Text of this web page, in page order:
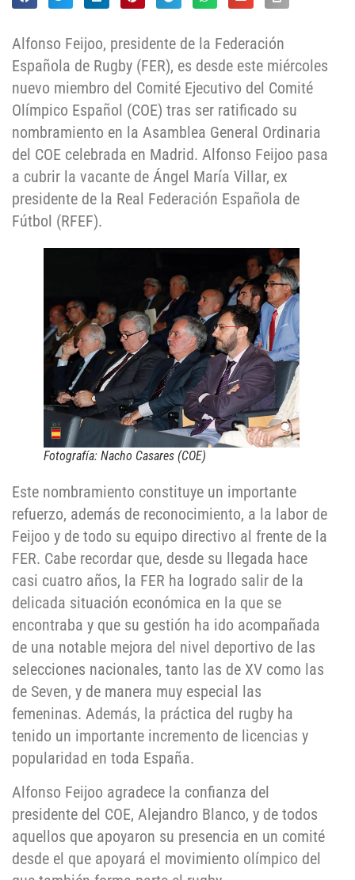
Alfonso Feijoo, presidente de la Federación
Española de Rugby (FER), es desde este miércoles
nuevo miembro del Comité Ejecutivo del Comité
Olímpico Español (COE) tras ser ratificado su
nombramiento en la Asamblea General Ordinaria
del COE celebrada en Madrid. Alfonso Feijoo pasa
a cubrir la vacante de Ángel María Villar, ex
presidente de la Real Federación Española de
Fútbol (RFEF).
Fotografía: Nacho Casares (COE)
Este nombramiento constituye un importante
refuerzo, además de reconocimiento, a la labor de
Feijoo y de todo su equipo directivo al frente de la
FER. Cabe recordar que, desde su llegada hace
casi cuatro años, la FER ha logrado salir de la
delicada situación económica en la que se
encontraba y que su gestión ha ido acompañada
de una notable mejora del nivel deportivo de las
selecciones nacionales, tanto las de XV como las
de Seven, y de manera muy especial las
femeninas. Además, la práctica del rugby ha
tenido un importante incremento de licencias y
popularidad en toda España.
Alfonso Feijoo agradece la confianza del
presidente del COE, Alejandro Blanco, y de todos
aquellos que apoyaron su presencia en un comité
desde el que apoyará el movimiento olímpico del